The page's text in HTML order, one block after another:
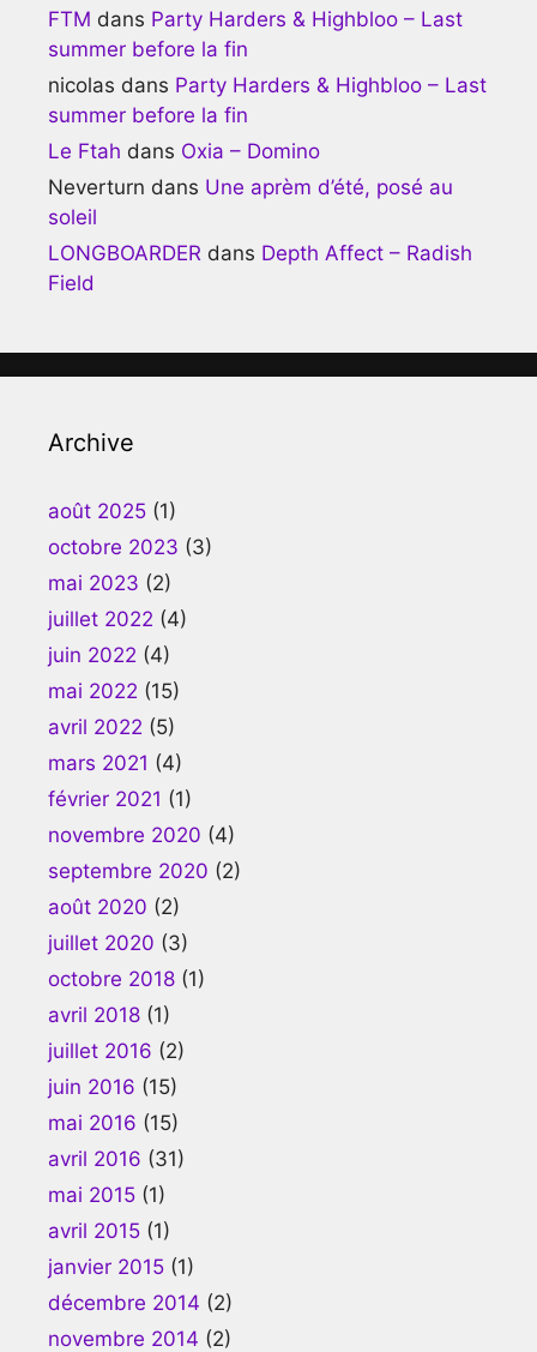
FTM dans Party Harders & Highbloo – Last
summer before la fin
nicolas dans Party Harders & Highbloo – Last
summer before la fin
Le Ftah dans Oxia – Domino
Neverturn dans Une aprèm d’été, posé au
soleil
LONGBOARDER dans Depth Affect – Radish
Field
Archive
août 2025 (1)
octobre 2023 (3)
mai 2023 (2)
juillet 2022 (4)
juin 2022 (4)
mai 2022 (15)
avril 2022 (5)
mars 2021 (4)
février 2021 (1)
novembre 2020 (4)
septembre 2020 (2)
août 2020 (2)
juillet 2020 (3)
octobre 2018 (1)
avril 2018 (1)
juillet 2016 (2)
juin 2016 (15)
mai 2016 (15)
avril 2016 (31)
mai 2015 (1)
avril 2015 (1)
janvier 2015 (1)
décembre 2014 (2)
novembre 2014 (2)